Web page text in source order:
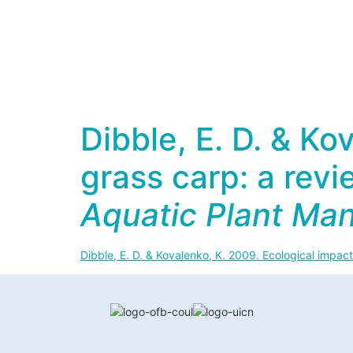
Dibble, E. D. &
grass carp: a
Aquatic Plant
Dibble, E. D. & Kovalenko, K. 2009. Ecological